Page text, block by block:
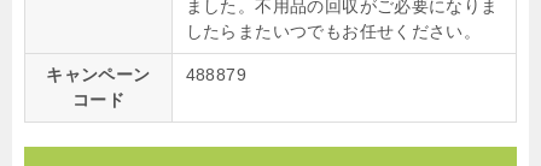
ました。不用品の回収がご必要になりま
したらまたいつでもお任せください。
キャンペーン
コード
488879